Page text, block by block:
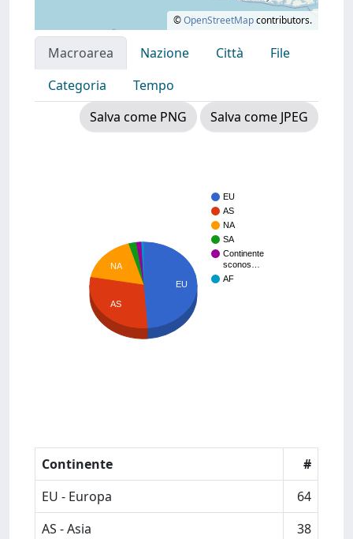
©OpenStreetMapcontributors.
Macroarea Nazione Città
File
Categoria
Tempo
Salva come PNG
Salva come JPEG
EU
AS
NA
SA
Continente
sconos…
AF
EU
NA
AS
Continente
#
EU - Europa
64
AS - Asia
38